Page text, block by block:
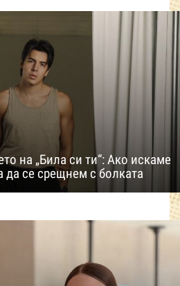
на „Била си ти“: Ако искаме
да се срещнем с болката